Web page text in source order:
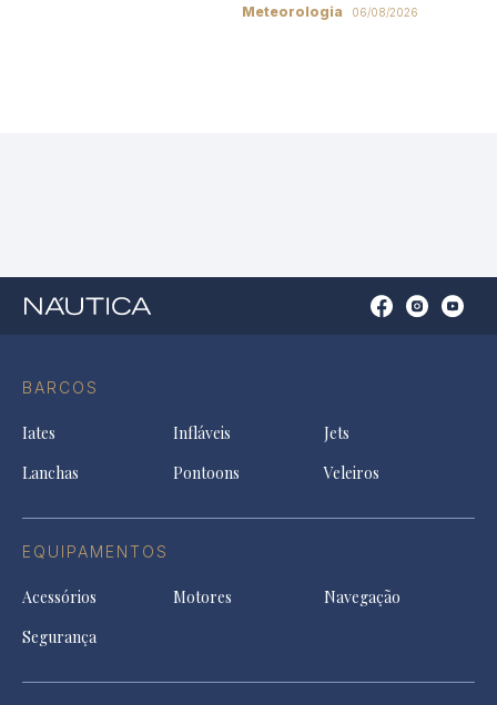
Meteorologia 06/08/2026
BARCOS
Iates Infláveis
Jets
Lanchas
Pontoons Veleiros
EQUIPAMENTOS
Acessórios Motores
Navegação
Segurança
OpenOpenOpen